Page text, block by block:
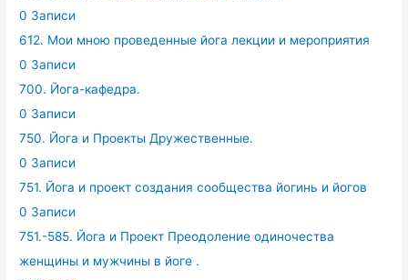
0 Записи
612. Мои мною проведенные йога лекции и мероприятия
0 Записи
700. Йога-кафедра.
0 Записи
750. Йога и Проекты Дружественные.
0 Записи
751. Йога и проект создания сообщества йогинь и йогов
0 Записи
751.-585. Йога и Проект Преодоление одиночества
женщины и мужчины в йоге .